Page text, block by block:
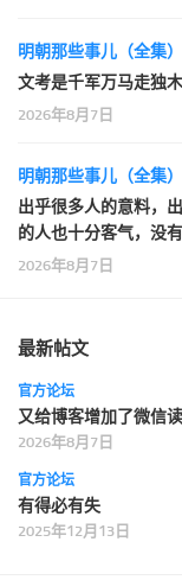
明朝那些事儿（全集）
文考是千军万马走独
2026年8月7日
明朝那些事儿（全集）
出乎很多人的意料，
的人也十分客气，没
2026年8月7日
最新帖文
官方论坛
又给博客增加了微信
2026年8月7日
官方论坛
有得必有失
2025年12月13日